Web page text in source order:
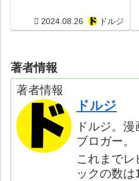
2024.08.26 ドルジ
著者情報
著者情報
ドルジ
ドルジ。
ブロガー。
これまでレ
ックの数は